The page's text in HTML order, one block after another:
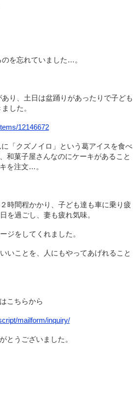
を忘れていました…。
り、土日は盆踊りがあったりで子ども
した。
12146672
に「クズノイロ」という葛アイスを食べ
和菓子屋さんなのにケーキがあること
を注文…。
時間程かかり、子ども達も車に乗り疲
を過ごし、妻も疲れ気味。
ジをしてくれました。
いことを、人にもやってあげれること
こちらから
mailform/inquiry/
とうございました。